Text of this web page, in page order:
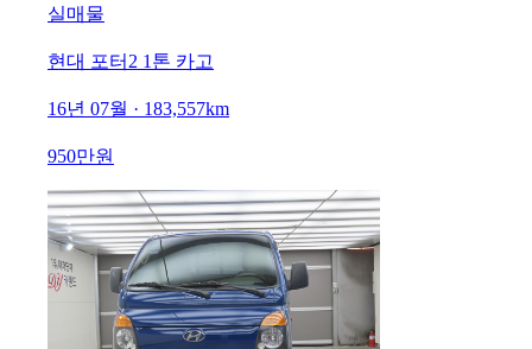
실매물
현대 포터2 1톤 카고
16년 07월 · 183,557km
950만원